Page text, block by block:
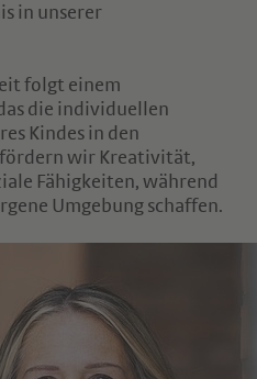
in unserer
folgt einem
die individuellen
Kindes in den
wir Kreativität,
Fähigkeiten, während
Umgebung schaffen.